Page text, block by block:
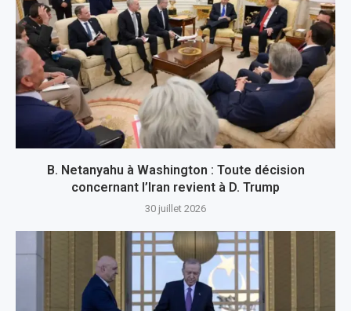
B. Netanyahu à Washington : Toute décision
concernant l’Iran revient à D. Trump
30 juillet 2026